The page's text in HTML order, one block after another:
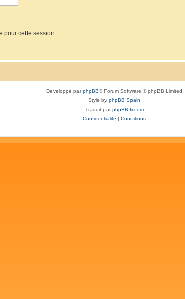
pour cette session
Développé parphpBB® Forum Software © phpBB Limited
Style by phpBB Spain
Traduit parphpBB-fr.com
Confidentialité
Conditions